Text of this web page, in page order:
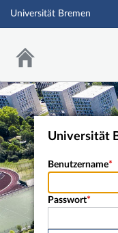
Universität Bremen
Universität
Benutzername
Passwort